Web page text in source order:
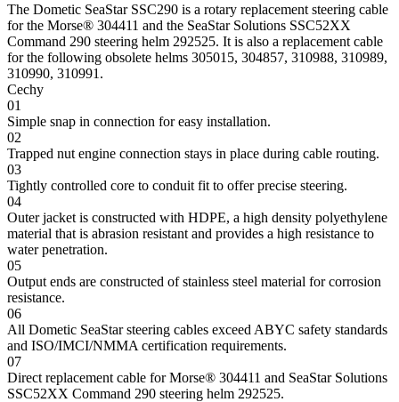
The Dometic SeaStar SSC290 is a rotary replacement steering cable
for the Morse® 304411 and the SeaStar Solutions SSC52XX
Command 290 steering helm 292525. It is also a replacement cable
for the following obsolete helms 305015, 304857, 310988, 310989,
310990, 310991.
Cechy
01
Simple snap in connection for easy installation.
02
Trapped nut engine connection stays in place during cable routing.
03
Tightly controlled core to conduit fit to offer precise steering.
04
Outer jacket is constructed with HDPE, a high density polyethylene
material that is abrasion resistant and provides a high resistance to
water penetration.
05
Output ends are constructed of stainless steel material for corrosion
resistance.
06
All Dometic SeaStar steering cables exceed ABYC safety standards
and ISO/IMCI/NMMA certification requirements.
07
Direct replacement cable for Morse® 304411 and SeaStar Solutions
SSC52XX Command 290 steering helm 292525.